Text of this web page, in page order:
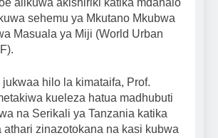
alikuwa akishiriki katika mdahalo
sehemu ya Mkutano Mkubwa
Masuala ya Miji (World Urban
hilo la kimataifa, Prof.
kueleza hatua madhubuti
na Serikali ya Tanzania katika
athari zinazotokana na kasi kubwa